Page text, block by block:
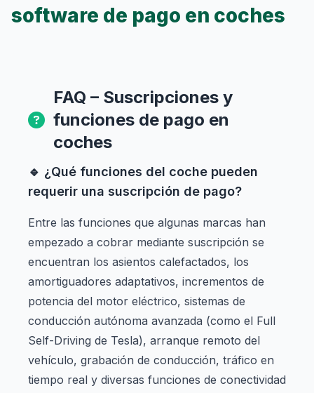
software de pago en coches
FAQ – Suscripciones y
funciones de pago en
coches
🔹 ¿Qué funciones del coche pueden
requerir una suscripción de pago?
Entre las funciones que algunas marcas han
empezado a cobrar mediante suscripción se
encuentran los asientos calefactados, los
amortiguadores adaptativos, incrementos de
potencia del motor eléctrico, sistemas de
conducción autónoma avanzada (como el Full
Self-Driving de Tesla), arranque remoto del
vehículo, grabación de conducción, tráfico en
tiempo real y diversas funciones de conectividad